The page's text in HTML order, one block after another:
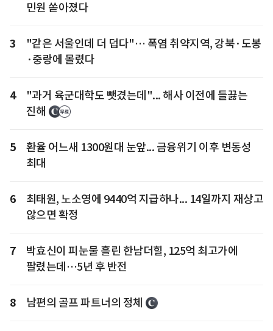
민원 쏟아졌다
3
"같은 서울인데 더 덥다"… 폭염 취약지역, 강북·도봉
·중랑에 몰렸다
4
"과거 육군대학도 뺏겼는데"... 해사 이전에 들끓는
진해
5
환율 어느새 1300원대 눈앞... 금융위기 이후 변동성
최대
6
최태원, 노소영에 9440억 지급하나... 14일까지 재상고
않으면 확정
7
박효신이 피눈물 흘린 한남더힐, 125억 최고가에
팔렸는데…5년 후 반전
8 남편의 골프 파트너의 정체